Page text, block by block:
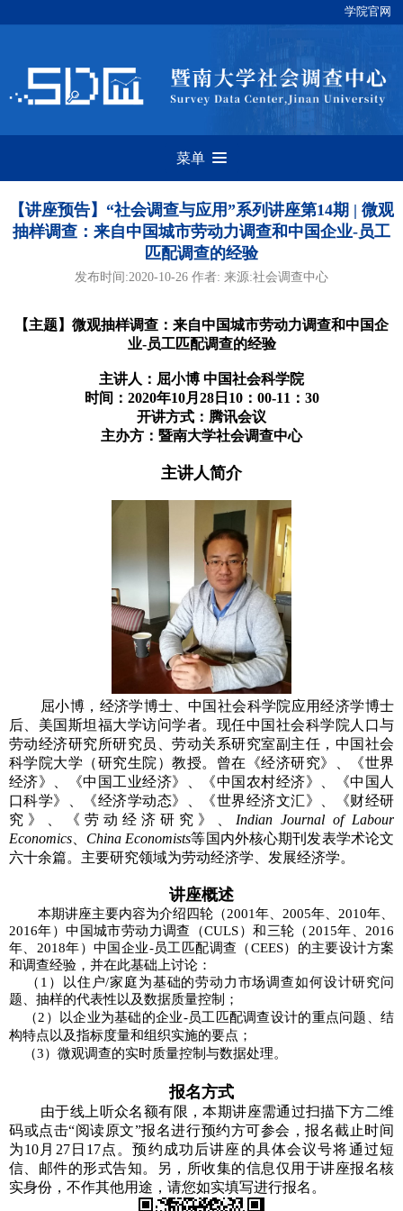
学院官网
菜单
【讲座预告】“社会调查与应用”系列讲座第14期 | 微观
抽样调查：来自中国城市劳动力调查和中国企业-员工
匹配调查的经验
发布时间:2020-10-26 作者: 来源:社会调查中心
【主题】微观抽样调查：来自中国城市劳动力调查和中国企
业-员工匹配调查的经验
主讲人：屈小博 中国社会科学院
时间：2020年10月28日10：00-11：30
开讲方式：腾讯会议
主办方：暨南大学社会调查中心
主讲人简介
屈小博，经济学博士、中国社会科学院应用经济学博士
后、美国斯坦福大学访问学者。现任中国社会科学院人口与
劳动经济研究所研究员、劳动关系研究室副主任，中国社会
科学院大学（研究生院）教授。曾在《经济研究》、《世界
经济》、《中国工业经济》、《中国农村经济》、《中国人
口科学》、《经济学动态》、《世界经济文汇》、《财经研
究》、《劳动经济研究》、 Indian Journal of Labour
Economics
China Economists等国内外核心期刊发表学术论文
六十余篇。主要研究领域为劳动经济学、发展经济学。
讲座概述
本期讲座主要内容为介绍四轮（2001年、2005年、2010年、
2016年）中国城市劳动力调查（CULS）和三轮（2015年、2016
年、2018年）中国企业-员工匹配调查（CEES）的主要设计方案
和调查经验，并在此基础上讨论：
（1）以住户/家庭为基础的劳动力市场调查如何设计研究问
题、抽样的代表性以及数据质量控制；
（2）以企业为基础的企业-员工匹配调查设计的重点问题、结
构特点以及指标度量和组织实施的要点；
（3）微观调查的实时质量控制与数据处理。
报名方式
由于线上听众名额有限，本期讲座需通过扫描下方二维
码或点击“阅读原文”报名进行预约方可参会，报名截止时间
为10月27日17点。预约成功后讲座的具体会议号将通过短
信、邮件的形式告知。另，所收集的信息仅用于讲座报名核
实身份，不作其他用途，请您如实填写进行报名。